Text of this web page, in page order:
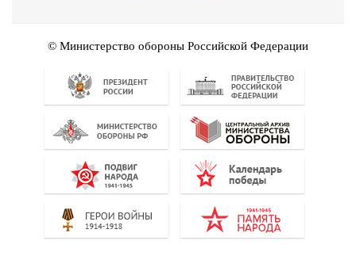
© Министерство обороны Российской Федерации